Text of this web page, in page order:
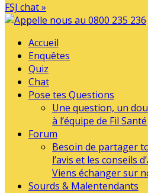
FSJ chat »
Accueil
Enquêtes
Quiz
Chat
Pose tes Questions
Une question, un
à l’équipe de Fil
Forum
Besoin de partager
l’avis et les conseils
Viens échanger sur
Sourds & Malentendants